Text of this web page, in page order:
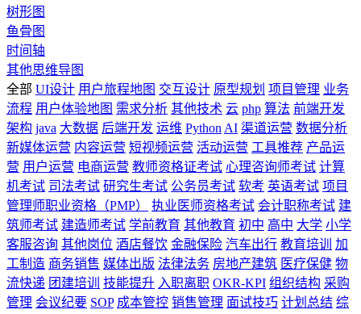
树形图
鱼骨图
时间轴
其他思维导图
全部 UI设计 用户旅程地图 交互设计 原型规划 项目管理 业务
流程 用户体验地图 需求分析 其他技术 云 php 算法 前端开发
架构 java 大数据 后端开发 运维 Python AI 渠道运营 数据分析
新媒体运营 内容运营 短视频运营 活动运营 工具推荐 产品运
营 用户运营 电商运营 教师资格证考试 心理咨询师考试 计算
机考试 司法考试 研究生考试 公务员考试 软考 英语考试 项目
管理师职业资格（PMP）
执业医师资格考试 会计职称考试 建
筑师考试 建造师考试 学前教育 其他教育 初中 高中 大学 小学
客服咨询 其他岗位 酒店餐饮 金融保险 汽车出行 教育培训
加
工制造 商务销售 媒体出版 法律法务 房地产建筑 医疗保健 物
流快递 团建培训 技能提升 入职离职 OKR-KPI 组织结构 采购
管理 会议纪要 SOP 成本管控 销售管理 面试技巧 计划总结 综